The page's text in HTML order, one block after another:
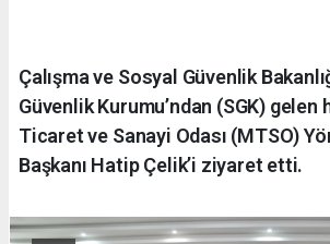
Çalışma ve Sosyal Güvenlik
Güvenlik Kurumu’ndan (SGK) gelen
Ticaret ve Sanayi Odası (MTSO)
Başkanı Hatip Çelik’i ziyaret etti.